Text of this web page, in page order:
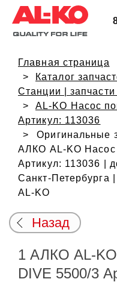
Главная страница
Каталог
Станции |
AL-KO Насос
Артикул: 113036
Оригинальные
АЛКО AL-KO Насос
Артикул: 113036 |
Санкт-Петербурга
AL-KO
Назад
1 АЛКО AL-KO
DIVE 5500/3